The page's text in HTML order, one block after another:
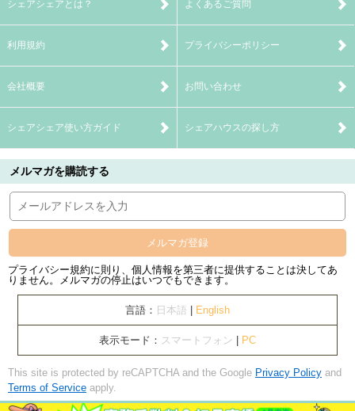
シェアシェアとは？ よくあるご質問
利用規約 プライバシーポリシー
会社概要 お問い合わせ
シェアシェア使い方ガイド シェアハウスの探し方
メルマガを購読する
メルマガ登録
プライバシー規約に則り、個人情報を第三者に提供することは決してあ
りません。メルマガの停止はいつでもできます。
言語： 日本語 English
表示モード： スマートフォン PC
This site is protected by reCAPTCHA and the Google Privacy Policy and
Terms of Service apply.